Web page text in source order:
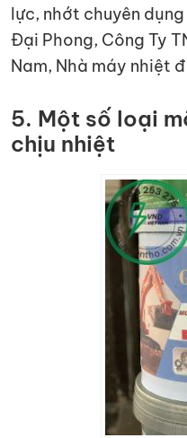
lực, nhớt chuyên
Đại Phong, Công Ty
Nam, Nhà máy nhiệt
5. Một số loại
chịu nhiệt